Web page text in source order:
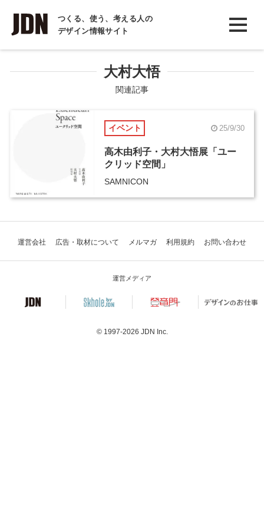
つくる、使う、考える人の
デザイン情報サイト
INTERVIEW
インタビュー
COLUMN
コラム
大村大悟
関連記事
イベント 25/9/30
高木由利子・大村大悟展「ユー
クリッド空間」
SAMNICON
運営会社 広告・取材について メルマガ 利用規約 お問い合わせ
運営メディア
© 1997-2026 JDN Inc.